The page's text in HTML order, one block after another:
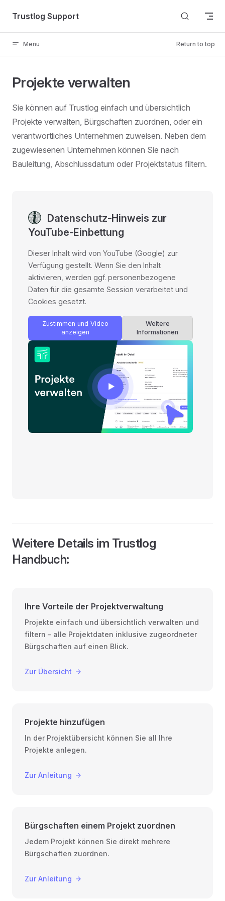
Skip to content
Trustlog Support
Menu Return to top
Projekte verwalten
Sie können auf Trustlog einfach und übersichtlich
Projekte verwalten, Bürgschaften zuordnen, oder ein
verantwortliches Unternehmen zuweisen. Neben dem
zugewiesenen Unternehmen können Sie nach
Bauleitung, Abschlussdatum oder Projektstatus filtern.
Datenschutz-Hinweis zur
YouTube-Einbettung
Dieser Inhalt wird von YouTube (Google) zur
Verfügung gestellt. Wenn Sie den Inhalt
aktivieren, werden ggf. personenbezogene
Daten für die gesamte Session verarbeitet und
Cookies gesetzt.
Zustimmen und Video
anzeigen
Weitere
Informationen
Weitere Details im Trustlog
Handbuch:
Ihre Vorteile der Projektverwaltung
Projekte einfach und übersichtlich verwalten und
filtern – alle Projektdaten inklusive zugeordneter
Bürgschaften auf einen Blick.
Zur Übersicht
Projekte hinzufügen
In der Projektübersicht können Sie all Ihre
Projekte anlegen.
Zur Anleitung
Bürgschaften einem Projekt zuordnen
Jedem Projekt können Sie direkt mehrere
Bürgschaften zuordnen.
Zur Anleitung